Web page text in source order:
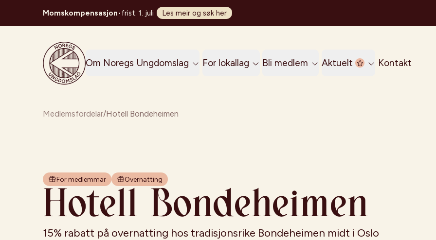
Momskompensasjon•frist: 1. juli Les meir og søk her
Noregs Ungdomslag
Om Noregs Ungdomslag For lokallag Bli medlem Aktuelt Kontakt
Medlemsfordelar/Hotell Bondeheimen
For medlemmar Overnatting
Hotell Bondeheimen
15% rabatt på overnatting hos tradisjonsrike Bondeheimen midt i Oslo